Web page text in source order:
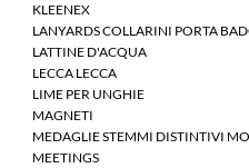
KLEENEX
LANYARDS COLLARINI PORTA
LATTINE D'ACQUA
LECCA LECCA
LIME PER UNGHIE
MAGNETI
MEDAGLIE STEMMI DISTINTIVI
MEETINGS